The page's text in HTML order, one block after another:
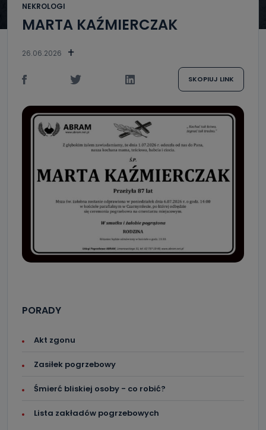
NEKROLOGI
MARTA KAŹMIERCZAK
26.06.2026
SKOPIUJ LINK
PORADY
Akt zgonu
Zasiłek pogrzebowy
Śmierć bliskiej osoby - co robić?
Lista zakładów pogrzebowych